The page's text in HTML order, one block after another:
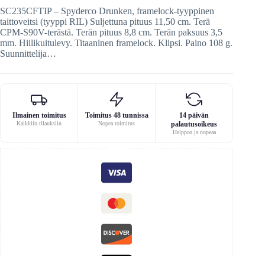
SC235CFTIP – Spyderco Drunken, framelock-tyyppinen
taittoveitsi (tyyppi RIL) Suljettuna pituus 11,50 cm. Terä
CPM-S90V-terästä. Terän pituus 8,8 cm. Terän paksuus 3,5
mm. Hiilikuitulevy. Titaaninen framelock. Klipsi. Paino 108 g.
Suunnittelija…
Ilmainen toimitus
Kaikkiin tilauksiin
Toimitus 48 tunnissa
Nopea toimitus
14 päivän
palautusoikeus
Helppoa ja nopeaa